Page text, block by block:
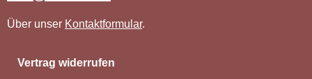
Über unser Kontaktformular.
Vertrag widerrufen